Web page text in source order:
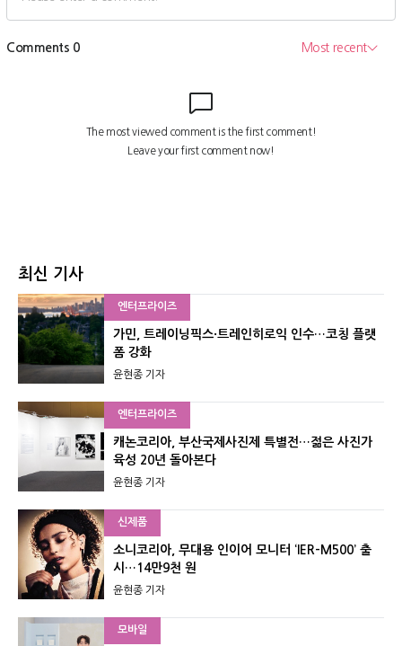
최신 기사
엔터프라이즈
가민, 트레이닝픽스·트레인히로익 인수…코칭 플랫
폼 강화
윤현종 기자
엔터프라이즈
캐논코리아, 부산국제사진제 특별전…젊은 사진가
육성 20년 돌아본다
윤현종 기자
신제품
소니코리아, 무대용 인이어 모니터 ‘IER-M500’ 출
시…14만9천 원
윤현종 기자
모바일